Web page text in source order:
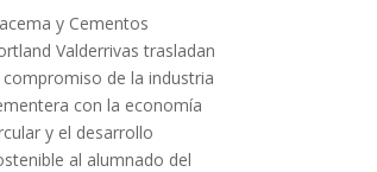
y Cementos
Valderrivas trasladan
compromiso de la industria
con la economía
y el desarrollo
al alumnado del